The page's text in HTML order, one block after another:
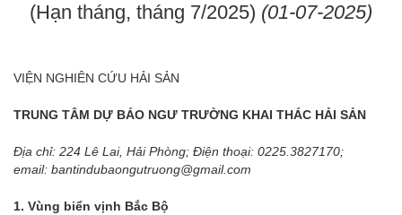
(Hạn tháng, tháng 7/2025) (01-07-2025)
VIỆN NGHIÊN CỨU HẢI SẢN
TRUNG TÂM DỰ BÁO NGƯ TRƯỜNG KHAI THÁC HẢI SẢN
Địa chỉ: 224 Lê Lai, Hải Phòng; Điện thoại: 0225.3827170;
email: bantindubaongutruong@gmail.com
1. Vùng biển vịnh Bắc Bộ